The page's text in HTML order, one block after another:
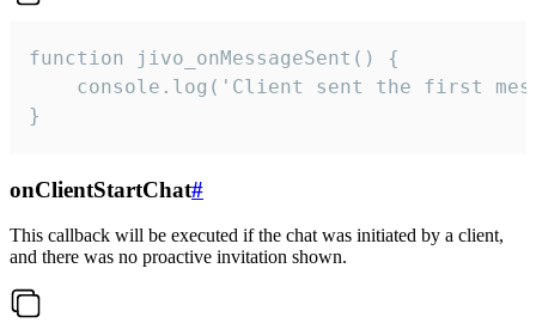
function jivo_onMessageSent() {
console.log('Client sent the first
}
onClientStartChat#
This callback will be executed if the chat was initiated by a client,
and there was no proactive invitation shown.